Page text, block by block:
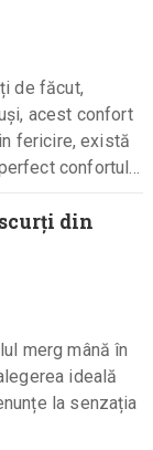
de făcut,
acest confort
fericire, există
confortul…
din
merg mână în
ideală
la senzația